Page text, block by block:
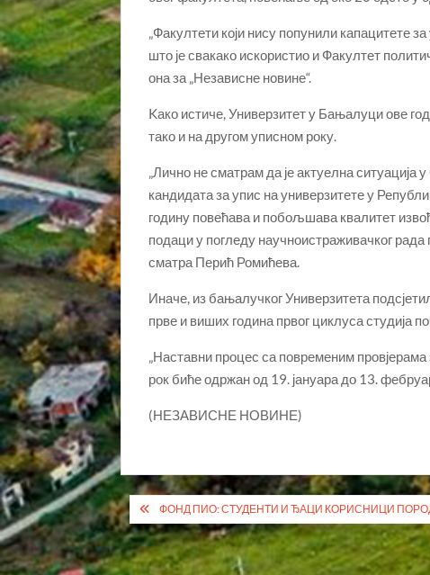
„Факултети који нису попунили капацитете
што је свакако искористио и Факултет
она за „Независне новине“.
Kако истиче, Универзитет у Бањалуци ове
тако и на другом уписном року.
„Лично не сматрам да је актуелна
кандидата за упис на универзитете у
годину повећава и побољшава квалитет
подаци у погледу научноистраживачког рада
сматра Перић Ромићева.
Иначе, из бањалучког Универзитета
прве и виших година првог циклуса студија
„Наставни процес са повременим провјерама
рок биће одржан од 19. јануара до 13.
(НЕЗАВИСНЕ НОВИНЕ)
Кретање
чланка
ФОНД ПИО: СТУДЕНТИ И ЂАЦИ КОРИСНИЦИ